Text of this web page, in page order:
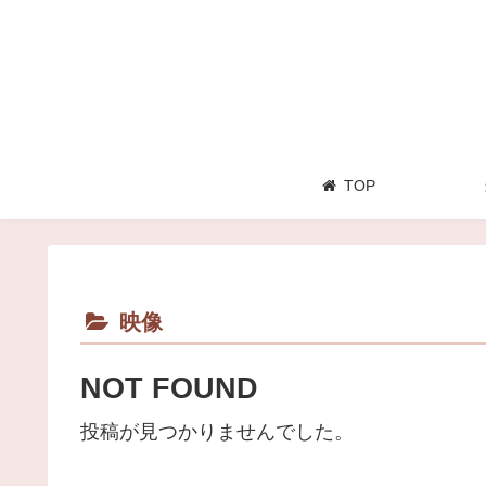
TOP
映像
NOT FOUND
投稿が見つかりませんでした。